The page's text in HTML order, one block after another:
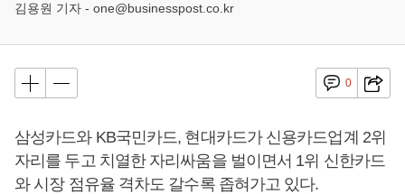
김용원 기자 - one@businesspost.co.kr
0
삼성카드와 KB국민카드, 현대카드가 신용카드업계 2위
자리를 두고 치열한 자리싸움을 벌이면서 1위 신한카드
와 시장 점유율 격차도 갈수록 좁혀가고 있다.